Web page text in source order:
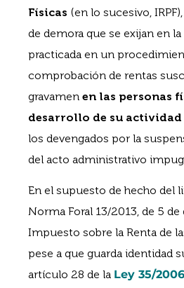
Físicas (en lo sucesivo,
de demora que se exijan en
practicada en un
comprobación de rentas
gravamen en las personas
desarrollo de su actividad
los devengados por la
del acto administrativo
En el supuesto de hecho del
Norma Foral 13/2013, de 5
Impuesto sobre la Renta de
pese a que guarda identidad
artículo 28 de la Ley 35/2006